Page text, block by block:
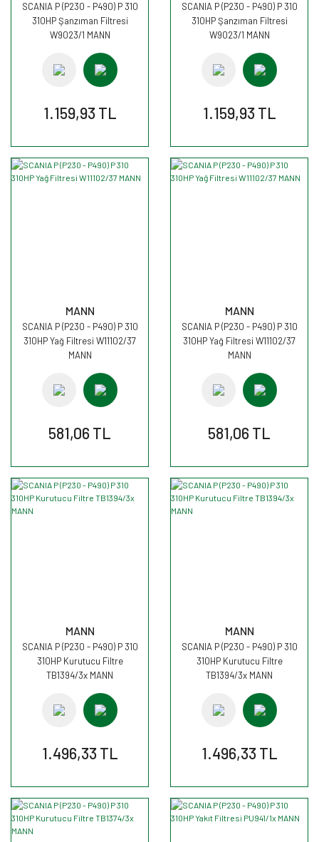
SCANIA P (P230 - P490) P 310
310HP Şanzıman Filtresi
W9023/1 MANN
1.159,93 TL
SCANIA P (P230 - P490) P 310
310HP Şanzıman Filtresi
W9023/1 MANN
1.159,93 TL
MANN
SCANIA P (P230 - P490) P 310
310HP Yağ Filtresi W11102/37
MANN
581,06 TL
MANN
SCANIA P (P230 - P490) P 310
310HP Yağ Filtresi W11102/37
MANN
581,06 TL
MANN
SCANIA P (P230 - P490) P 310
310HP Kurutucu Filtre
TB1394/3x MANN
1.496,33 TL
MANN
SCANIA P (P230 - P490) P 310
310HP Kurutucu Filtre
TB1394/3x MANN
1.496,33 TL